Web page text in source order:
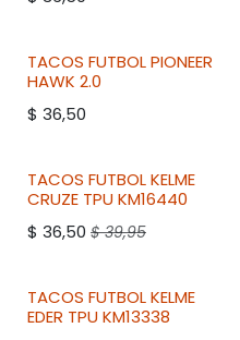
2DO A 50% DESCUENTO
TACOS FUTBOLPIONEER
HAWK 2.0
$ 36,50
2DO A 50% DESCUENTO
TACOS FUTBOLKELME
CRUZE TPU KM16440
$ 36,50 $39,95
TACOS FUTBOLKELME
EDER TPU KM13338